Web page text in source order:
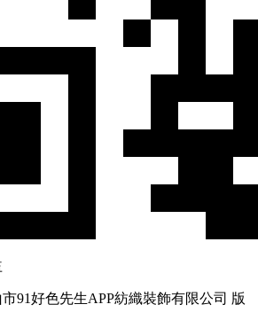
91好色先生APP紡織裝飾有限公司 版